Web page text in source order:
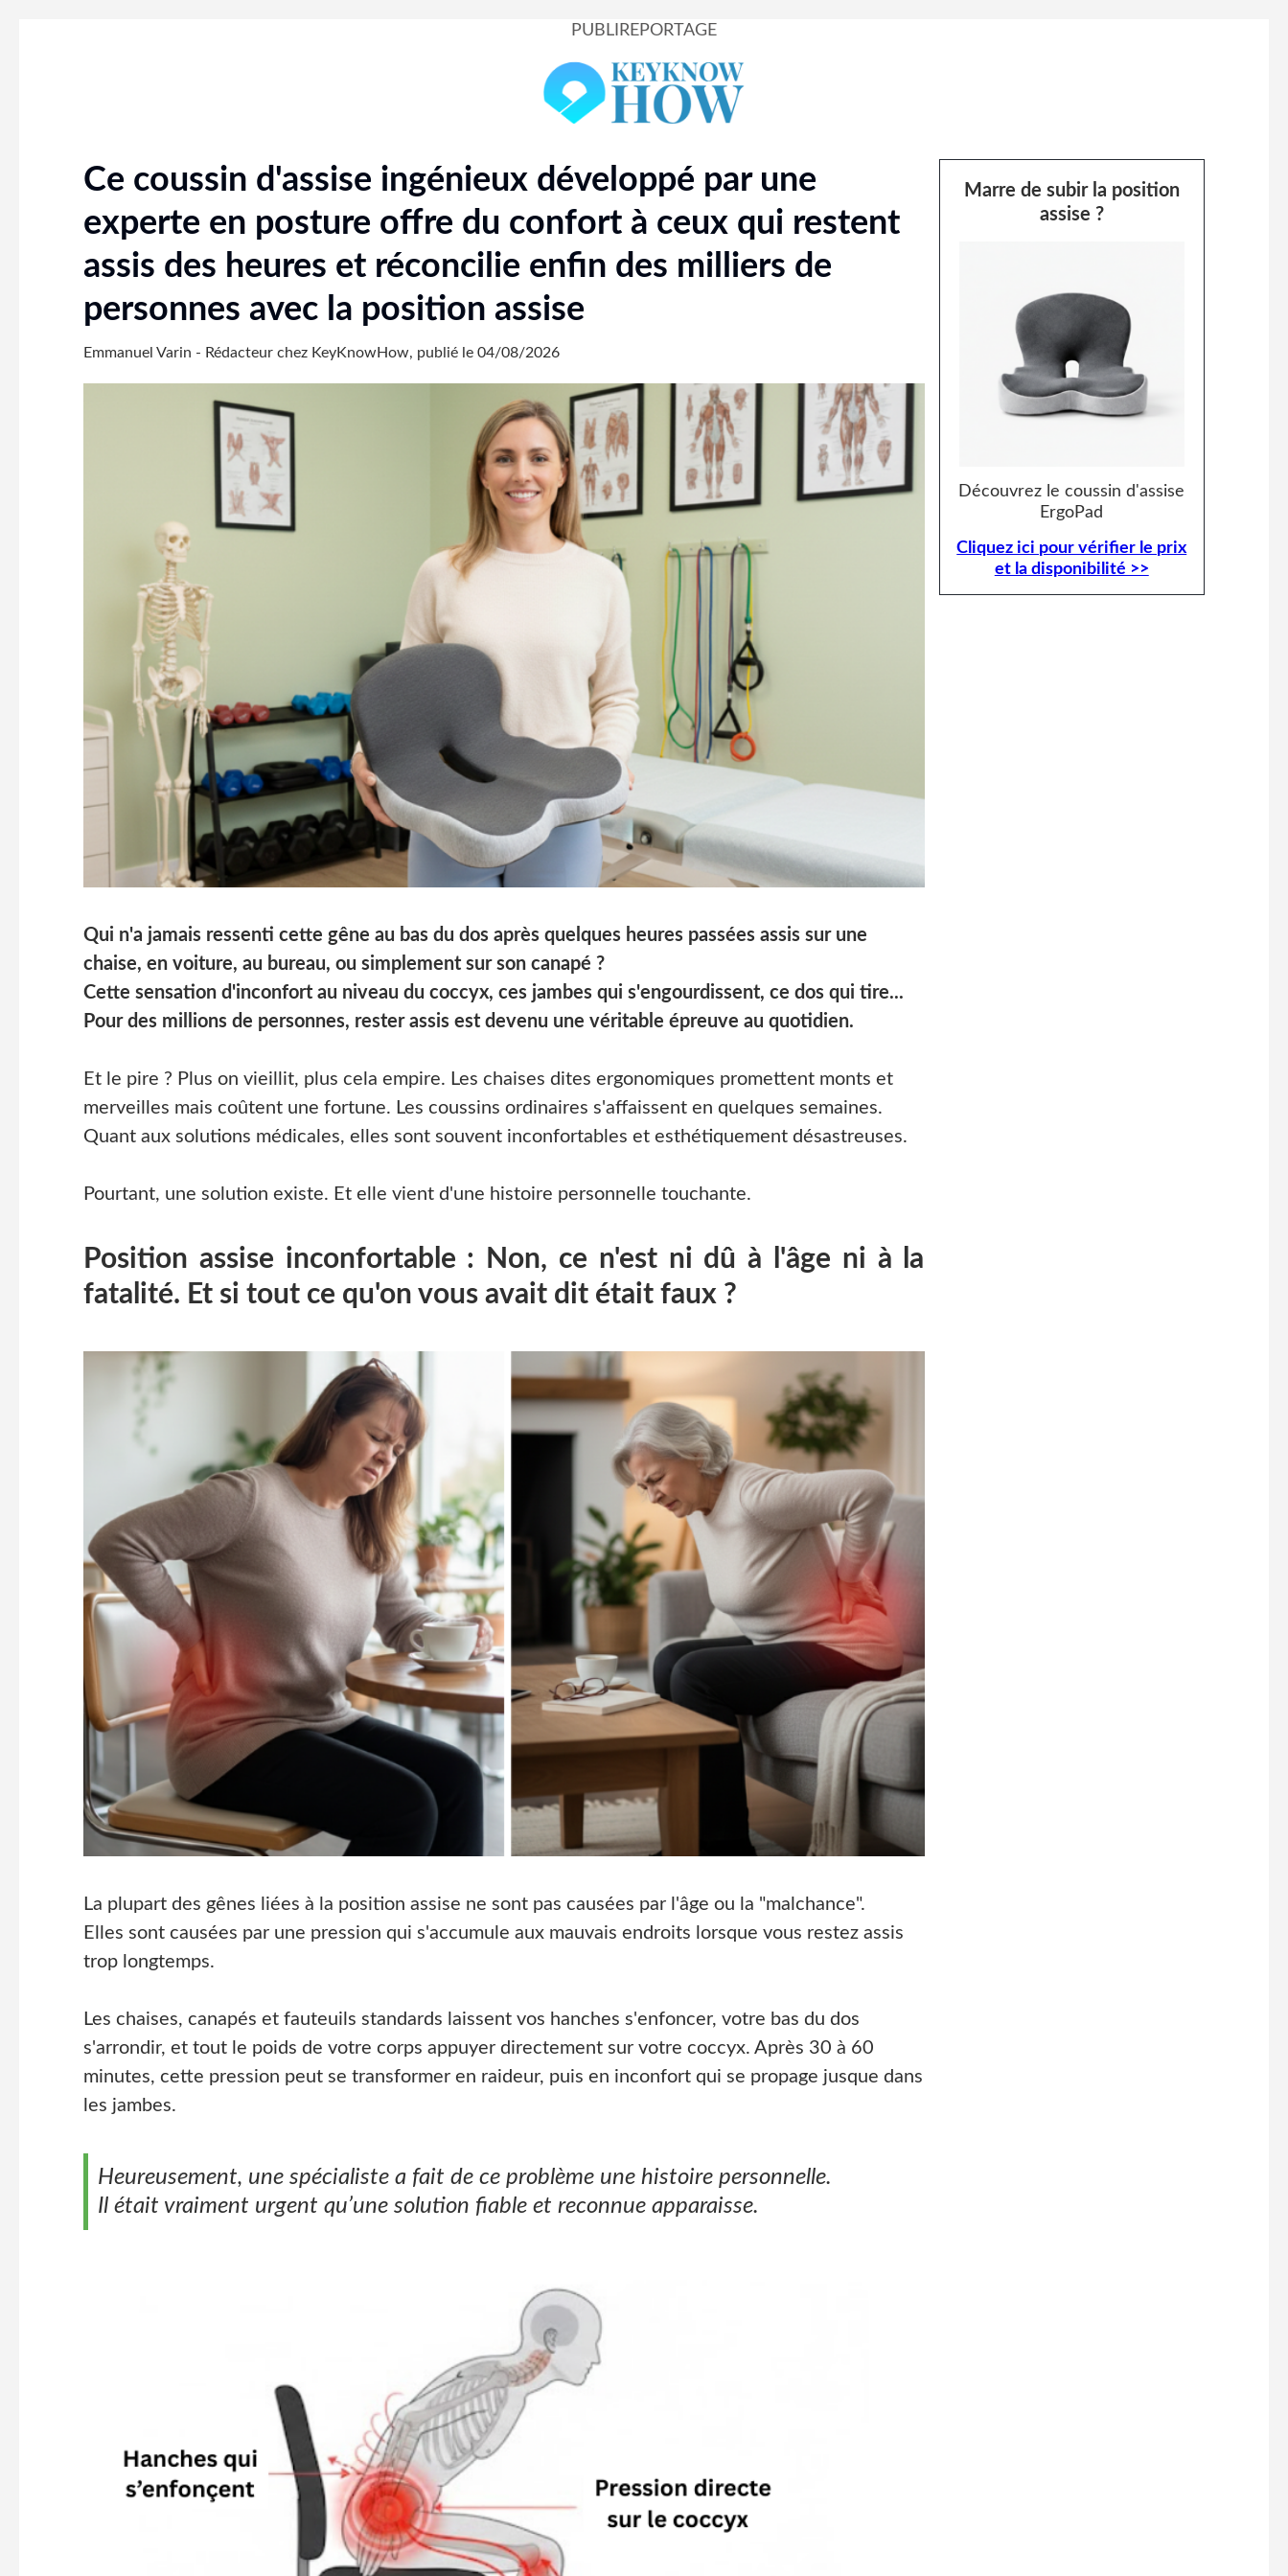
PUBLIREPORTAGE
Ce coussin d'assise ingénieux développé par une
experte en posture offre du confort à ceux qui restent
assis des heures et réconcilie enfin des milliers de
personnes avec la position assise
Emmanuel Varin - Rédacteur chez KeyKnowHow, publié le 04/08/2026
Qui n'a jamais ressenti cette gêne au bas du dos après quelques heures passées assis sur une
chaise, en voiture, au bureau, ou simplement sur son canapé ?
Cette sensation d'inconfort au niveau du coccyx, ces jambes qui s'engourdissent, ce dos qui tire...
Pour des millions de personnes, rester assis est devenu une véritable épreuve au quotidien.
Et le pire ? Plus on vieillit, plus cela empire. Les chaises dites ergonomiques promettent monts et
merveilles mais coûtent une fortune. Les coussins ordinaires s'affaissent en quelques semaines.
Quant aux solutions médicales, elles sont souvent inconfortables et esthétiquement désastreuses.
Pourtant, une solution existe. Et elle vient d'une histoire personnelle touchante.
Position assise inconfortable : Non, ce n'est ni dû à l'âge ni à la
fatalité. Et si tout ce qu'on vous avait dit était faux ?
La plupart des gênes liées à la position assise ne sont pas causées par l'âge ou la "malchance".
Elles sont causées par une pression qui s'accumule aux mauvais endroits lorsque vous restez assis
trop longtemps.
Les chaises, canapés et fauteuils standards laissent vos hanches s'enfoncer, votre bas du dos
s'arrondir, et tout le poids de votre corps appuyer directement sur votre coccyx. Après 30 à 60
minutes, cette pression peut se transformer en raideur, puis en inconfort qui se propage jusque dans
les jambes.
Heureusement, une spécialiste a fait de ce problème une histoire personnelle.
Il était vraiment urgent qu’une solution fiable et reconnue apparaisse.
Marre de subir la position
assise ?
Découvrez le coussin d'assise
ErgoPad
Cliquez ici pour vérifier le prix
et la disponibilité >>